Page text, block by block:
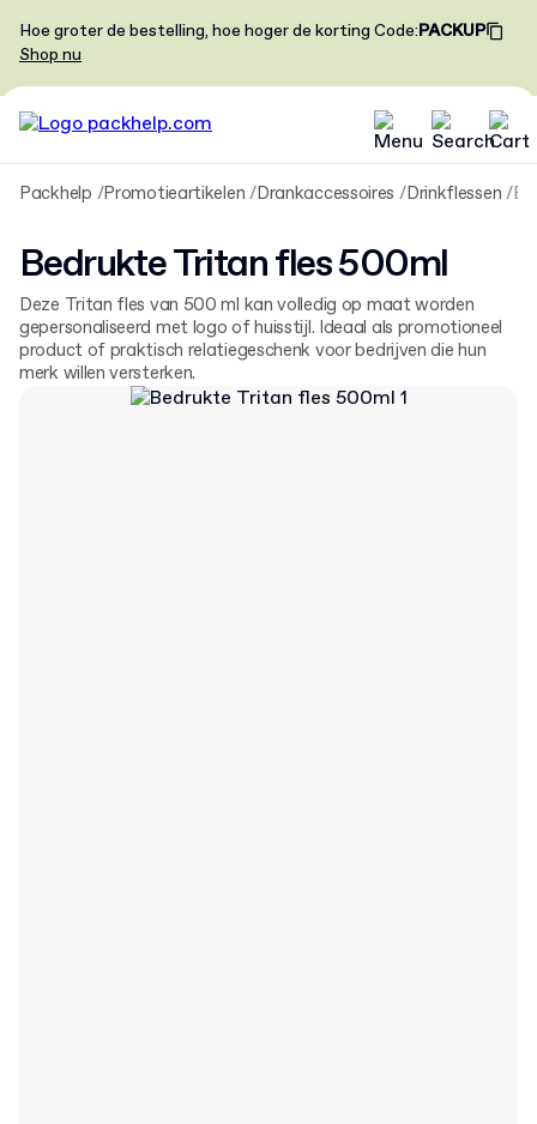
Hoe groter de bestelling, hoe hoger de korting Code:PACKUP
Shop nu
Packhelp Promotieartikelen Drankaccessoires Drinkflessen
Bedrukte Tritan fles 500ml
Deze Tritan fles van 500 ml kan volledig op maat worden
gepersonaliseerd met logo of huisstijl. Ideaal als promotioneel
product of praktisch relatiegeschenk voor bedrijven die hun
merk willen versterken.